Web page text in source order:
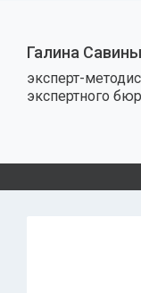
Галина
эксперт-
экспертного